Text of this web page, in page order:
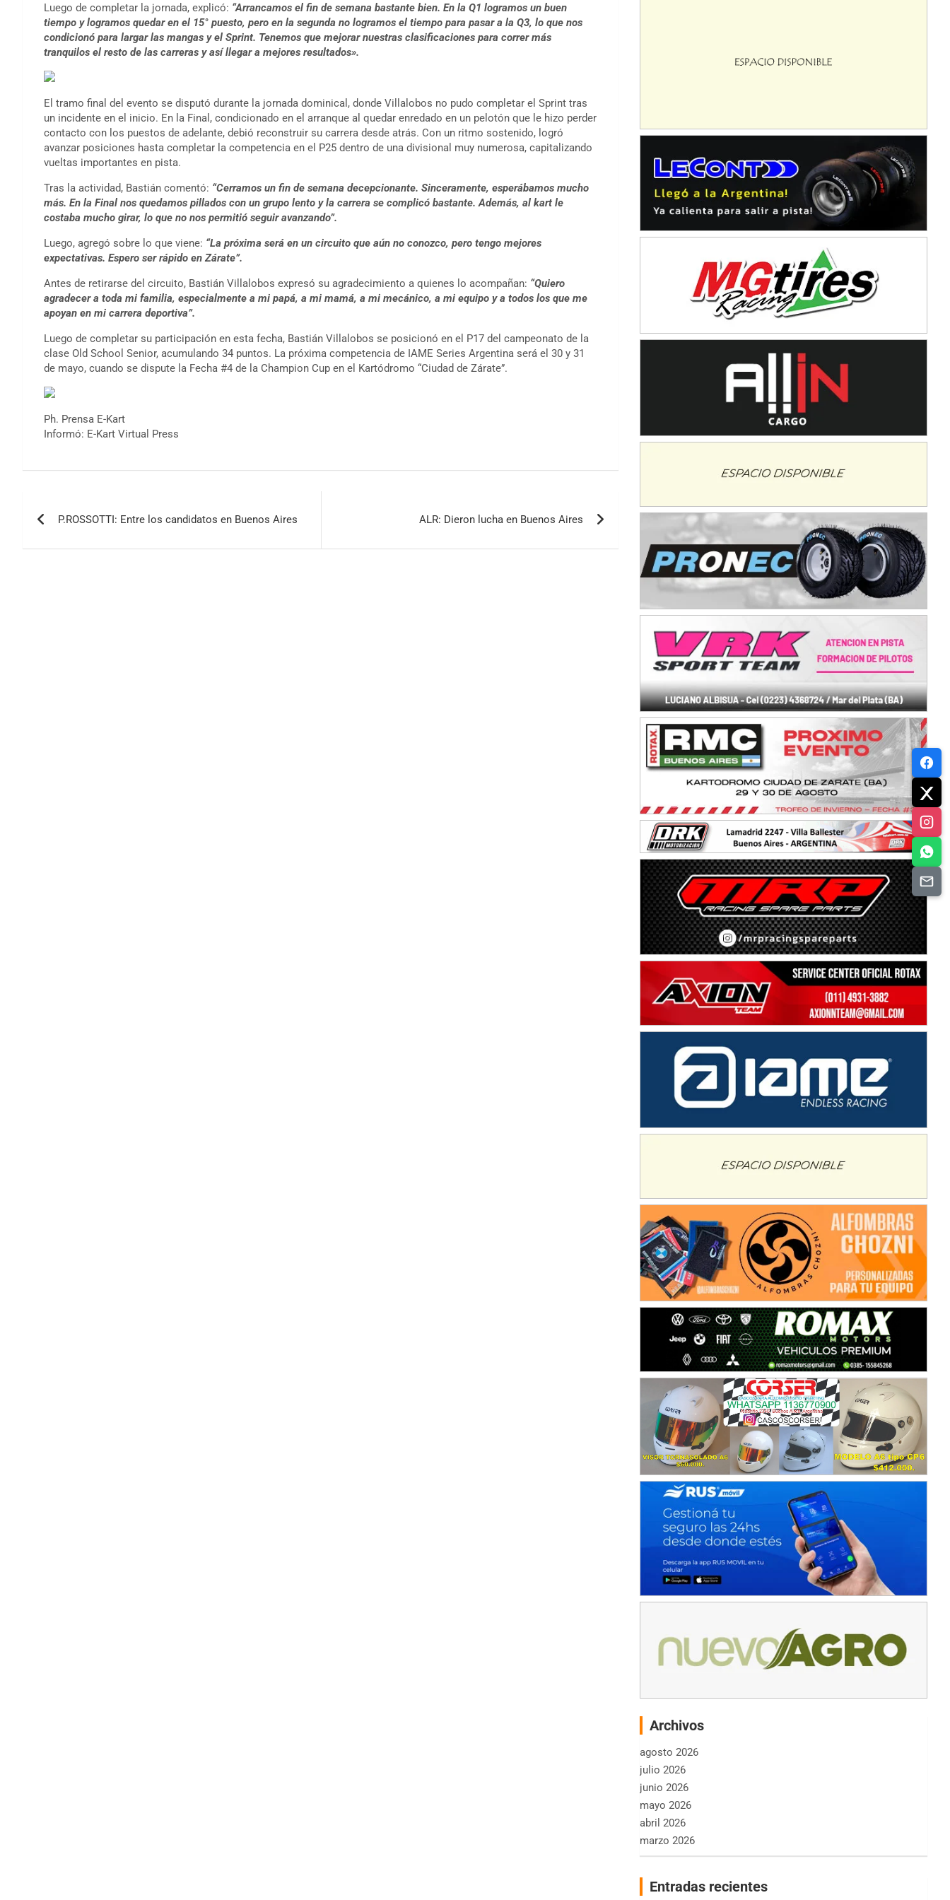
Luego de completar la jornada, explicó: “Arrancamos el fin de semana bastante bien. En la Q1 logramos un buen
tiempo y logramos quedar en el 15° puesto, pero en la segunda no logramos el tiempo para pasar a la Q3, lo que nos
condicionó para largar las mangas y el Sprint. Tenemos que mejorar nuestras clasificaciones para correr más
tranquilos el resto de las carreras y así llegar a mejores resultados».
El tramo final del evento se disputó durante la jornada dominical, donde Villalobos no pudo completar el Sprint tras
un incidente en el inicio. En la Final, condicionado en el arranque al quedar enredado en un pelotón que le hizo perder
contacto con los puestos de adelante, debió reconstruir su carrera desde atrás. Con un ritmo sostenido, logró
avanzar posiciones hasta completar la competencia en el P25 dentro de una divisional muy numerosa, capitalizando
vueltas importantes en pista.
Tras la actividad, Bastián comentó: “Cerramos un fin de semana decepcionante. Sinceramente, esperábamos mucho
más. En la Final nos quedamos pillados con un grupo lento y la carrera se complicó bastante. Además, al kart le
costaba mucho girar, lo que no nos permitió seguir avanzando”.
Luego, agregó sobre lo que viene: “La próxima será en un circuito que aún no conozco, pero tengo mejores
expectativas. Espero ser rápido en Zárate”.
Antes de retirarse del circuito, Bastián Villalobos expresó su agradecimiento a quienes lo acompañan: “Quiero
agradecer a toda mi familia, especialmente a mi papá, a mi mamá, a mi mecánico, a mi equipo y a todos los que me
apoyan en mi carrera deportiva”.
Luego de completar su participación en esta fecha, Bastián Villalobos se posicionó en el P17 del campeonato de la
clase Old School Senior, acumulando 34 puntos. La próxima competencia de IAME Series Argentina será el 30 y 31
de mayo, cuando se dispute la Fecha #4 de la Champion Cup en el Kartódromo “Ciudad de Zárate”.
Ph. Prensa E-Kart
Informó: E-Kart Virtual Press
de
P.ROSSOTTI: Entre los candidatos en Buenos Aires ALR: Dieron lucha en Buenos Aires
VICTORIENSE - F7
El Cerro (Tierra)
Victoria (Entre Ríos)
PATAGONICO - F6
Moto Club Reginense (Tierra)
Juventud Unida (Tierra)
Humboldt (Santa Fe)
Ciudad de Avellaneda (Asfalto)
SUR SANTAFESINO - F4
TUCUMANO - F5
Archivos
agosto 2026
julio 2026
junio 2026
mayo 2026
abril 2026
marzo 2026
Entradas recientes